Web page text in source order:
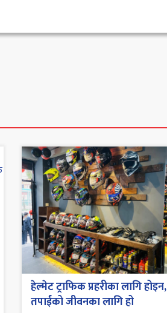
हेल्मेट ट्राफिक प्रहरीका लागि होइन,
तपाईंको जीवनका लागि हो